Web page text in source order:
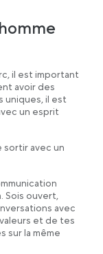
il est important
avoir des
il est
un esprit
sortir avec un
Sois ouvert,
avec
et de tes
sur la même